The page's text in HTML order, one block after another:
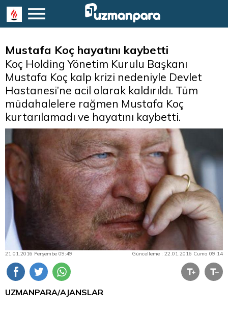
Mustafa Koç hayatını kaybetti
Koç Holding Yönetim Kurulu Başkanı
Mustafa Koç kalp krizi nedeniyle Devlet
Hastanesi’ne acil olarak kaldırıldı. Tüm
müdahalelere rağmen Mustafa Koç
kurtarılamadı ve hayatını kaybetti.
21.01.2016 Perşembe 09:49 Güncelleme : 22.01.2016 Cuma 09:14
UZMANPARA/AJANSLAR